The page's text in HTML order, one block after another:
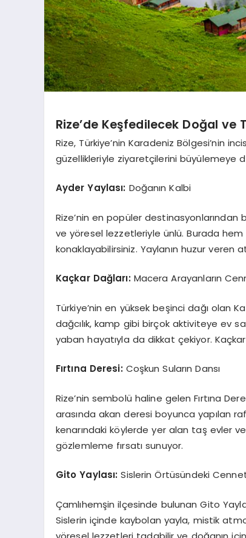
Rize’de Keşfedilecek Doğal ve
Rize, Türkiye’nin Karadeniz Bölgesi’nin
güzellikleriyle ziyaretçilerini büyülemeye
Ayder Yaylası: Doğanın Kalbi
Rize’nin en popüler destinasyonlarından
ve yöresel lezzetleriyle ünlü. Burada
konaklayabilirsiniz. Yaylanın huzur
Kaçkar Dağları: Macera Arayanların
Türkiye’nin en yüksek beşinci dağı olan
dağcılık, kamp gibi birçok aktiviteye ev
yaban hayatıyla da dikkat çekiyor.
Fırtına Deresi: Coşkun Suların Dansı
Rize’nin sembolü haline gelen Fırtına
arasında akan deresi boyunca yapılan
kenarındaki köylerde yer alan taş evler
gözlemleme fırsatı sunuyor.
Gito Yaylası: Sislerin Örtüsündeki
Çamlıhemşin ilçesinde bulunan Gito
Sislerin içinde kaybolan yayla, mistik